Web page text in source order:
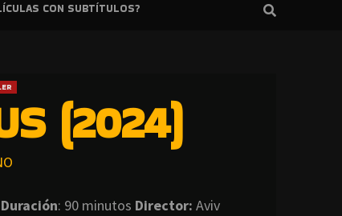
CON SUBTÍTULOS?
(2024)
Duración: 90 minutos Director: Aviv